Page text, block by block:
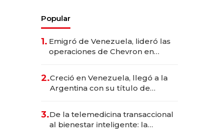
Popular
1. Emigró de Venezuela, lideró las
operaciones de Chevron en
2.Creció en Venezuela, llegó a la
Argentina con su título de
las marcas "fast premium"
3.De la telemedicina transaccional
al bienestar inteligente: la